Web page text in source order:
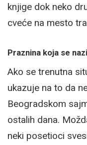
knjige dok neko
cveće na mesto
Praznina koja se
Ako se trenutna
ukazuje na to da
Beogradskom
ostalih dana.
neki posetioci